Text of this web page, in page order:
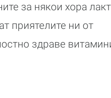
за някои хора
приятелите ни от
здраве